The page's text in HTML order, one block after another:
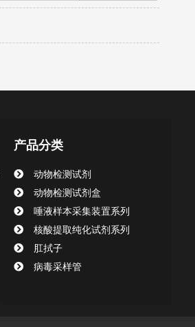
产品分类
动物检测试剂
动物检测试剂盒
唾液样本采集装置系列
核酸提取纯化试剂系列
肛拭子
病毒采样管